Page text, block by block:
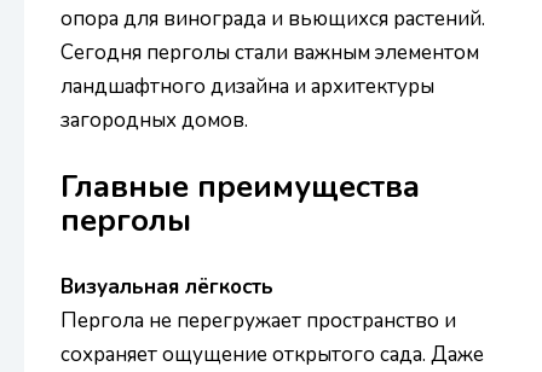
опора для винограда и вьющихся растений.
Сегодня перголы стали важным элементом
ландшафтного дизайна и архитектуры
загородных домов.
Главные преимущества
перголы
Визуальная лёгкость
Пергола не перегружает пространство и
сохраняет ощущение открытого сада. Даже